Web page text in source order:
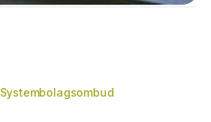
Systembolagsombud